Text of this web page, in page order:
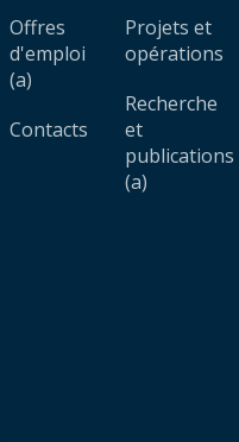
Offres
d'emploi
(a)
Contacts
Projets et
opérations
Recherche
et
publications
(a)